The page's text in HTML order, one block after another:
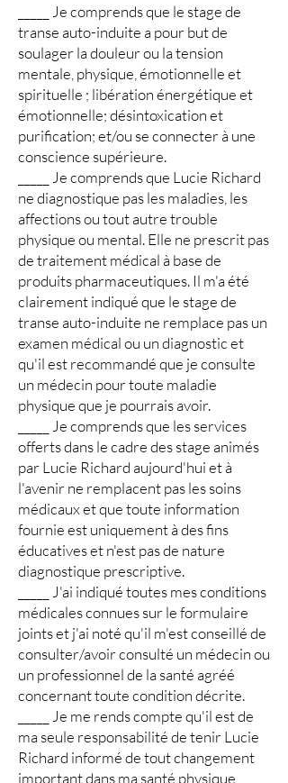
_____ Je comprends que le stage de
transe auto-induite a pour but de
soulager la douleur ou la tension
mentale, physique, émotionnelle et
spirituelle ; libération énergétique et
émotionnelle; désintoxication et
purification; et/ou se connecter à une
conscience supérieure.
_____ Je comprends que Lucie Richard
ne diagnostique pas les maladies, les
affections ou tout autre trouble
physique ou mental. Elle ne prescrit pas
de traitement médical à base de
produits pharmaceutiques. Il m'a été
clairement indiqué que le stage de
transe auto-induite ne remplace pas un
examen médical ou un diagnostic et
qu'il est recommandé que je consulte
un médecin pour toute maladie
physique que je pourrais avoir.
_____ Je comprends que les services
offerts dans le cadre des stage animés
par Lucie Richard aujourd'hui et à
l'avenir ne remplacent pas les soins
médicaux et que toute information
fournie est uniquement à des fins
éducatives et n'est pas de nature
diagnostique prescriptive.
_____ J'ai indiqué toutes mes conditions
médicales connues sur le formulaire
joints et j'ai noté qu'il m'est conseillé de
consulter/avoir consulté un médecin ou
un professionnel de la santé agréé
concernant toute condition décrite.
_____ Je me rends compte qu'il est de
ma seule responsabilité de tenir Lucie
Richard informé de tout changement
important dans ma santé physique